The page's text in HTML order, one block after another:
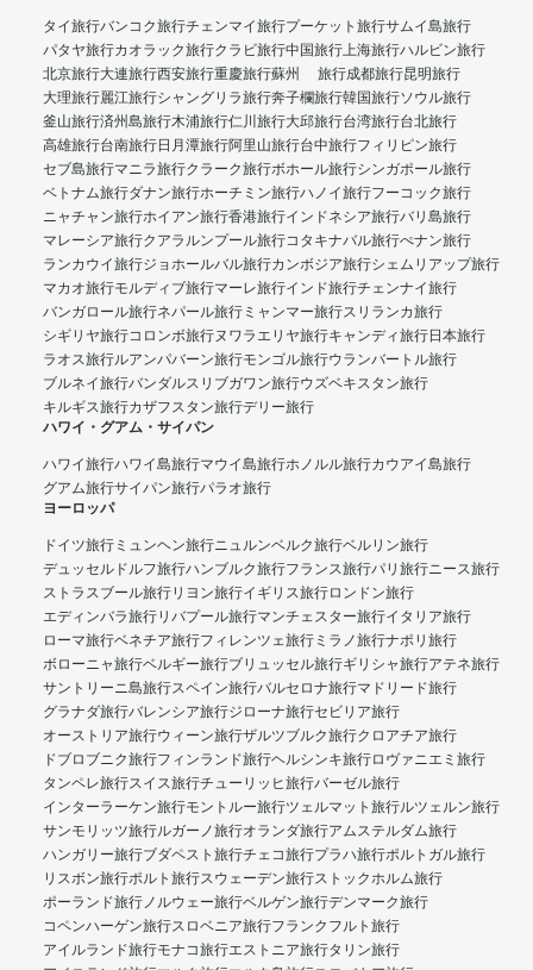
タイ旅行バンコク旅行チェンマイ旅行プーケット旅行サムイ島旅行
パタヤ旅行カオラック旅行クラビ旅行中国旅行上海旅行ハルビン旅行
北京旅行大連旅行西安旅行重慶旅行蘇州 旅行成都旅行昆明旅行
大理旅行麗江旅行シャングリラ旅行奔子欄旅行韓国旅行ソウル旅行
釜山旅行済州島旅行木浦旅行仁川旅行大邱旅行台湾旅行台北旅行
高雄旅行台南旅行日月潭旅行阿里山旅行台中旅行フィリピン旅行
セブ島旅行マニラ旅行クラーク旅行ボホール旅行シンガポール旅行
ベトナム旅行ダナン旅行ホーチミン旅行ハノイ旅行フーコック旅行
ニャチャン旅行ホイアン旅行香港旅行インドネシア旅行バリ島旅行
マレーシア旅行クアラルンプール旅行コタキナバル旅行ぺナン旅行
ランカウイ旅行ジョホールバル旅行カンボジア旅行シェムリアップ旅行
マカオ旅行モルディブ旅行マーレ旅行インド旅行チェンナイ旅行
バンガロール旅行ネパール旅行 ミャンマー旅行スリランカ旅行
シギリヤ旅行コロンボ旅行ヌワラエリヤ旅行キャンディ旅行日本旅行
ラオス旅行ルアンパバーン旅行モンゴル旅行ウランバートル旅行
ブルネイ旅行バンダルスリブガワン旅行ウズベキスタン旅行
キルギス旅行カザフスタン旅行デリー旅行
ハワイ・グアム・サイパン
ハワイ旅行ハワイ島旅行マウイ島旅行ホノルル旅行カウアイ島旅行
グアム旅行サイパン旅行パラオ旅行
ヨーロッパ
ドイツ旅行 ミュンヘン旅行ニュルンベルク旅行ベルリン旅行
デュッセルドルフ旅行ハンブルク旅行フランス旅行パリ旅行ニース旅行
ストラスブール旅行リヨン旅行イギリス旅行ロンドン旅行
エディンバラ旅行リバプール旅行マンチェスター旅行イタリア旅行
ローマ旅行ベネチア旅行フィレンツェ旅行 ミラノ旅行ナポリ旅行
ボローニャ旅行ベルギー旅行ブリュッセル旅行ギリシャ旅行アテネ旅行
サントリーニ島旅行スペイン旅行バルセロナ旅行マドリード旅行
グラナダ旅行バレンシア旅行ジローナ旅行セビリア旅行
オーストリア旅行ウィーン旅行ザルツブルク旅行クロアチア旅行
ドブロブニク旅行フィンランド旅行ヘルシンキ旅行ロヴァニエミ旅行
タンペレ旅行スイス旅行チューリッヒ旅行バーゼル旅行
インターラーケン旅行モントルー旅行ツェルマット旅行ルツェルン旅行
サンモリッツ旅行ルガーノ旅行オランダ旅行アムステルダム旅行
ハンガリー旅行ブダペスト旅行チェコ旅行プラハ旅行ポルトガル旅行
リスボン旅行ポルト旅行スウェーデン旅行ストックホルム旅行
ポーランド旅行ノルウェー旅行ベルゲン旅行デンマーク旅行
コペンハーゲン旅行スロベニア旅行フランクフルト旅行
アイルランド旅行モナコ旅行エストニア旅行タリン旅行